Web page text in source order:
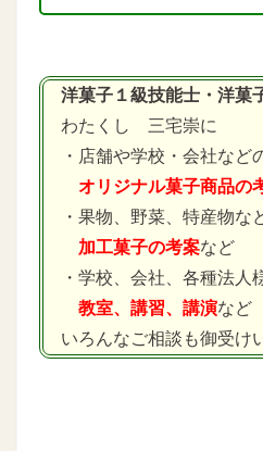
洋菓子１級技能士・洋菓
わたくし 三宅崇に
・店舗や学校・会社など
オリジナル菓子商品の
・果物、野菜、特産物な
加工菓子の考案など
・学校、会社、各種法人
教室、講習、講演など
いろんなご相談も御受け